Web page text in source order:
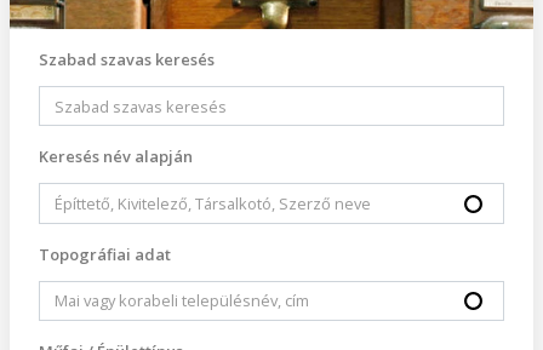
Szabad szavas keresés
Keresés név alapján
Topográfiai adat